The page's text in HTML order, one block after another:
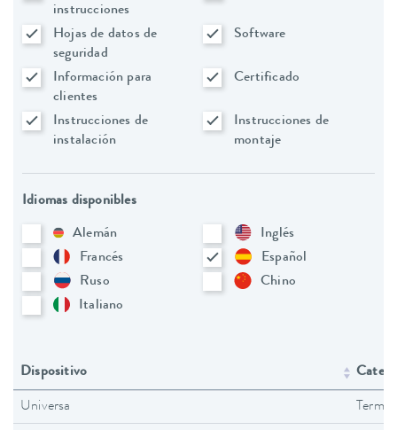
instrucciones
Hojas de datos de
seguridad
Software
Información para
clientes
Certificado
Instrucciones de
instalación
Instrucciones de
montaje
Idiomas disponibles
Alemán
Inglés
Francés
Español
Ruso
Chino
Italiano
Dispositivo
Universa